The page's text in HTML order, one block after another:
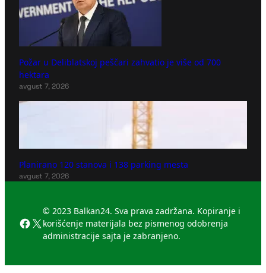
Požar u Deliblatskoj peščari zahvatio je više od 700
hektara
avgust 7, 2026
Planirano 120 stanova i 138 parking mesta
avgust 7, 2026
Facebook
X
© 2023 Balkan24. Sva prava zadržana. Kopiranje i
korišćenje materijala bez pismenog odobrenja
administracije sajta je zabranjeno.